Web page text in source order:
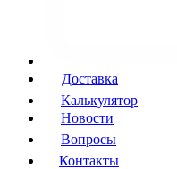
Доставка
Калькулятор
Новости
Вопросы
Контакты